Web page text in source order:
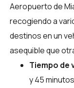
Aeropuerto de
recogiendo a
destinos en un
asequible que
Tiempo de
y 45